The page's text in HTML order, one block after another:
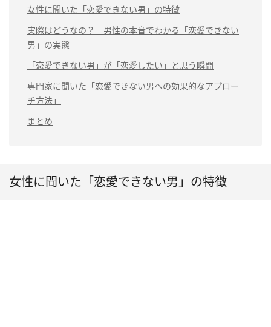
女性に聞いた「恋愛できない男」の特徴
実際はどうなの？ 男性の本音でわかる「恋愛できない
男」の実態
「恋愛できない男」が「恋愛したい」と思う瞬間
専門家に聞いた「恋愛できない男への効果的なアプロー
チ方法」
まとめ
女性に聞いた「恋愛できない男」の特徴